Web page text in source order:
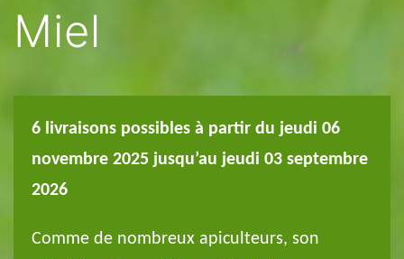
Miel
6 livraisons possibles à partir du jeudi 06
novembre 2025 jusqu’au jeudi 03 septembre
2026
Comme de nombreux apiculteurs, son